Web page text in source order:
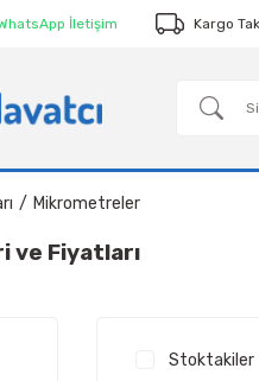
İletişim Kargo
Mikrometreler
ve Fiyatları
Stoktakiler